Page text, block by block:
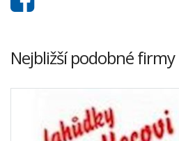
Nejbližší podobné firmy